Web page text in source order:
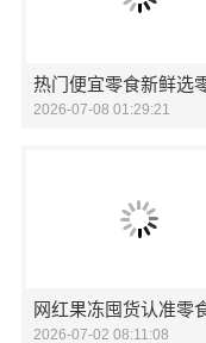
2026-07-08 01:29:21
2026-07-02 08:11:08